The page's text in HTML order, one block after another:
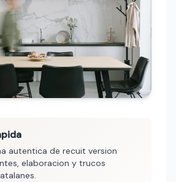
autentica de recuit version
elaboracion y trucos